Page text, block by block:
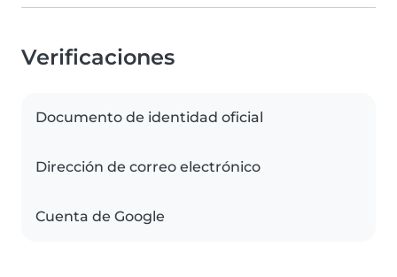
Verificaciones
Documento de identidad oficial
Dirección de correo electrónico
Cuenta de Google